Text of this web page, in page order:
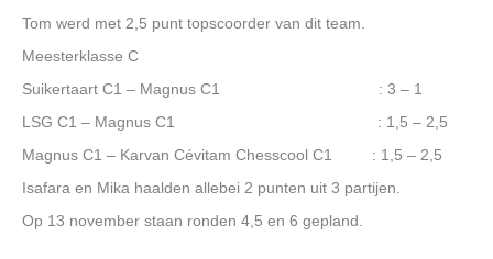
Tom werd met 2,5 punt topscoorder van dit team.
Meesterklasse C
Suikertaart C1 – Magnus C1 : 3 – 1
LSG C1 – Magnus C1 : 1,5 – 2,5
Magnus C1 – Karvan Cévitam Chesscool C1 : 1,5 – 2,5
Isafara en Mika haalden allebei 2 punten uit 3 partijen.
Op 13 november staan ronden 4,5 en 6 gepland.